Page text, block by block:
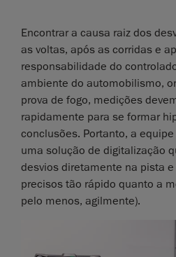
Encontrar a causa raiz dos
as voltas, após as corridas e
responsabilidade do
ambiente do automobilismo,
prova de fogo, medições
rapidamente para se formar
conclusões. Portanto, a
uma solução de digitalização
desvios diretamente na pista
precisos tão rápido quanto a
pelo menos, agilmente).